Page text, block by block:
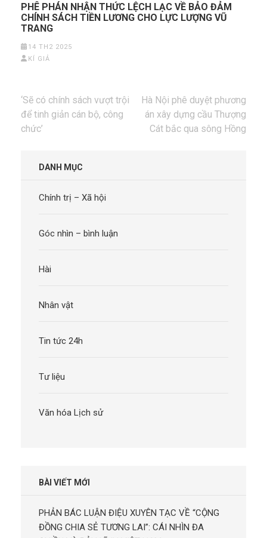
PHÊ PHÁN NHẬN THỨC LỆCH LẠC VỀ BẢO ĐẢM
CHÍNH SÁCH TIỀN LƯƠNG CHO LỰC LƯỢNG VŨ
TRANG
14 TH2 2025
KÍ GIẢ
Điều
hướng
bài
‘Sẽ có chính sách vượt trội
để tinh giản cán bộ, công
chức’
Hà Nội phê duyệt phương
án xây dựng cầu Thượng
Cát bắc qua sông Hồng
DANH MỤC
Chính trị – Xã hội
Góc nhìn – bình luận
Hài
Nhân vật
Tin tức 24h
Tư liệu
Văn hóa Lịch sử
BÀI VIẾT MỚI
PHẢN BÁC LUẬN ĐIỆU XUYÊN TẠC VỀ “CỘNG
ĐỒNG CHIA SẺ TƯƠNG LAI”: CÁI NHÌN ĐA